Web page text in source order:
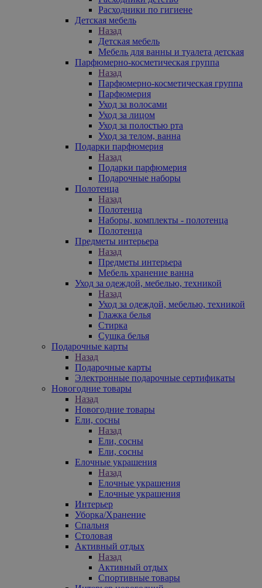
Расходники по гигиене
Детская мебель
Назад
Детская мебель
Мебель для ванны и туалета детская
Парфюмерно-косметическая группа
Назад
Парфюмерно-косметическая группа
Парфюмерия
Уход за волосами
Уход за лицом
Уход за полостью рта
Уход за телом, ванна
Подарки парфюмерия
Назад
Подарки парфюмерия
Подарочные наборы
Полотенца
Назад
Полотенца
Наборы, комплекты - полотенца
Полотенца
Предметы интерьера
Назад
Предметы интерьера
Мебель хранение ванна
Уход за одеждой, мебелью, техникой
Назад
Уход за одеждой, мебелью, техникой
Глажка белья
Стирка
Сушка белья
Подарочные карты
Назад
Подарочные карты
Электронные подарочные сертификаты
Новогодние товары
Назад
Новогодние товары
Ели, сосны
Назад
Ели, сосны
Ели, сосны
Елочные украшения
Назад
Елочные украшения
Елочные украшения
Интерьер
Уборка/Хранение
Спальня
Столовая
Активный отдых
Назад
Активный отдых
Спортивные товары